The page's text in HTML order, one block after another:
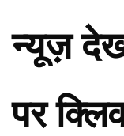
न्यूज़
पर